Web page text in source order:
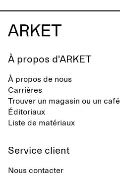
À propos d'ARKET
À propos de nous
Carrières
Trouver un magasin ou un café
Éditoriaux
Liste de matériaux
Service client
Nous contacter